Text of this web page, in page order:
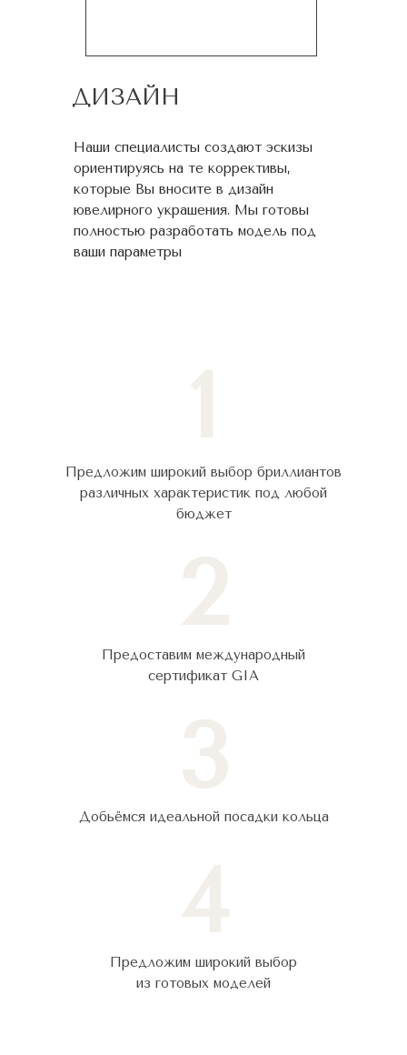
ДИЗАЙН
Наши специалисты создают эскизы
ориентируясь на те коррективы,
которые Вы вносите в дизайн
ювелирного украшения. Мы готовы
полностью разработать модель под
ваши параметры
Предложим широкий выбор бриллиантов
различных характеристик под любой
бюджет
Предоставим международный
сертификат GIA
Добьёмся идеальной посадки кольца
Предложим широкий выбор
из готовых моделей